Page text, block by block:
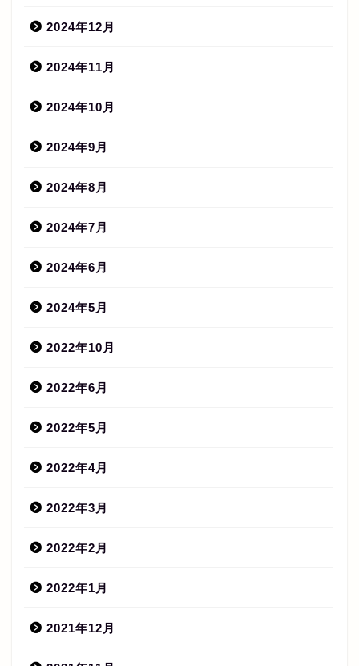
2024年12月
2024年11月
2024年10月
2024年9月
2024年8月
2024年7月
2024年6月
2024年5月
2022年10月
2022年6月
2022年5月
2022年4月
2022年3月
2022年2月
2022年1月
2021年12月